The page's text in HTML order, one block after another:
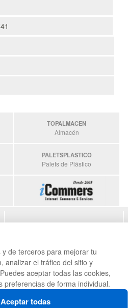
TOPALMACEN
Almacén
PALETSPLASTICO
Palets de Plástico
MAPA WEB
de terceros para mejorar tu
analizar el tráfico del sitio y
aceptar todas las cookies,
preferencias de forma individual.
todas